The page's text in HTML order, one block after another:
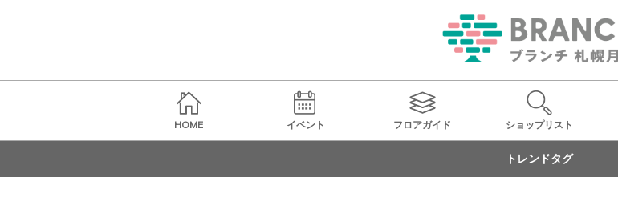
HOME イベント フロアガイド ショップリスト
トレンドタグ